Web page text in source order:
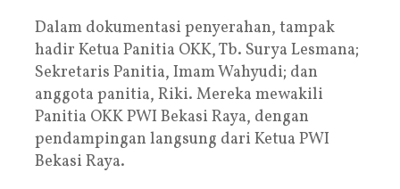
Dalam dokumentasi penyerahan, tampak
hadir Ketua Panitia OKK, Tb. Surya Lesmana;
Sekretaris Panitia, Imam Wahyudi; dan
anggota panitia, Riki. Mereka mewakili
Panitia OKK PWI Bekasi Raya, dengan
pendampingan langsung dari Ketua PWI
Bekasi Raya.